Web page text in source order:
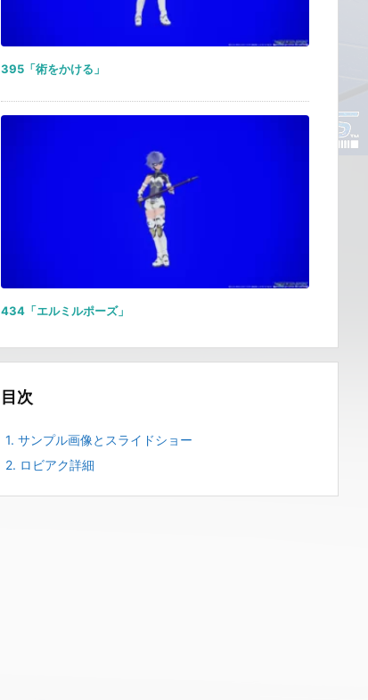
395「術をかける」
434「エルミルポーズ」
目次
1. サンプル画像とスライドショー
2. ロビアク詳細